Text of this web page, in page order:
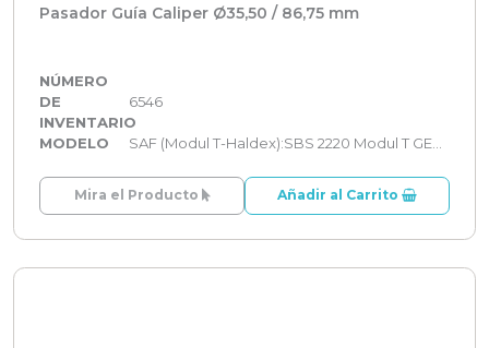
Pasador Guía Caliper Ø35,50 / 86,75 mm
NÚMERO
DE
INVENTARIO
6546
MODELO
Mira el Producto Añadir al Carrito